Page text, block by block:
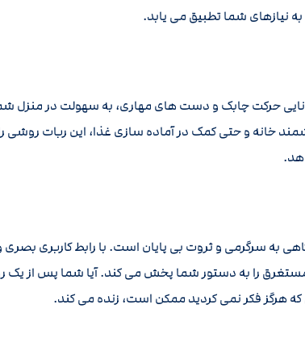
نیازهای شما تطبیق می یابد.
حرکت چابک و دست های مهاری، به سهولت در منزل
خانه و حتی کمک در آماده سازی غذا، این ربات روشی
به سرگرمی و ثروت بی پایان است. با رابط کاربری بصری
را به دستور شما پخش می کند. آیا شما پس از یک روز
که هرگز فکر نمی کردید ممکن است، زنده می کند.